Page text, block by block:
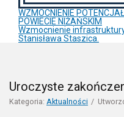
WZMOCNIENIE
POWIECIE NIŻAŃSKIM
Wzmocnienie
Stanisława Staszica.
Uroczyste
Kategoria: Aktualności